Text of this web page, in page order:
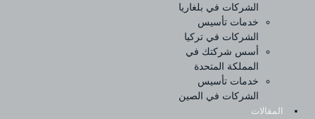
الشركات في بلغاريا
خدمات تأسيس
الشركات في تركيا
أسس شركتك في
المملكة المتحدة
خدمات تأسيس
الشركات في الصين
المقالات